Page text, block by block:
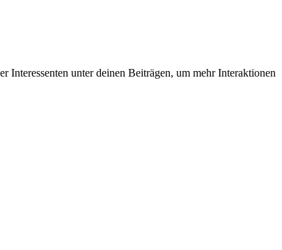
unter deinen Beiträgen, um mehr Interaktionen